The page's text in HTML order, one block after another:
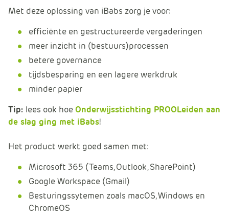
Met deze oplossing van iBabs zorg je voor:
efficiënte en gestructureerde vergaderingen
meer inzicht in (bestuurs)processen
betere governance
tijdsbesparing en een lagere werkdruk
minder papier
Tip: lees ook hoe Onderwijsstichting PROOLeiden aan
de slag ging met iBabs!
Het product werkt goed samen met:
Microsoft 365 (Teams, Outlook, SharePoint)
Google Workspace (Gmail)
Besturingssytemen zoals macOS, Windows en
ChromeOS